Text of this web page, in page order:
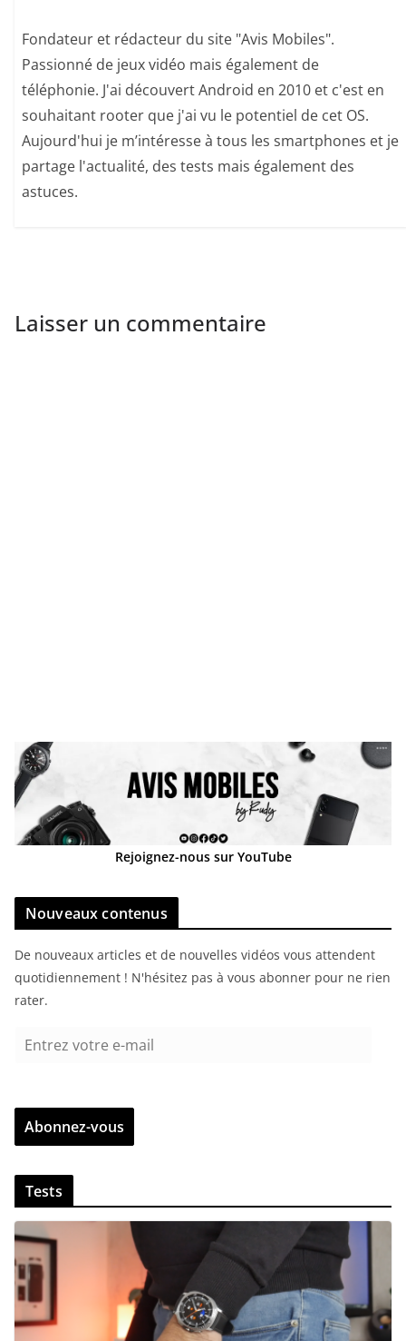
Fondateur et rédacteur du site "Avis Mobiles".
Passionné de jeux vidéo mais également de
téléphonie. J'ai découvert Android en 2010 et c'est en
souhaitant rooter que j'ai vu le potentiel de cet OS.
Aujourd'hui je m’intéresse à tous les smartphones et je
partage l'actualité, des tests mais également des
astuces.
Laisser un commentaire
Rejoignez-nous sur YouTube
Nouveaux contenus
De nouveaux articles et de nouvelles vidéos vous attendent
quotidiennement ! N'hésitez pas à vous abonner pour ne rien
rater.
r
z
v
t
r
e
e
m
Abonnez-vous
Tests